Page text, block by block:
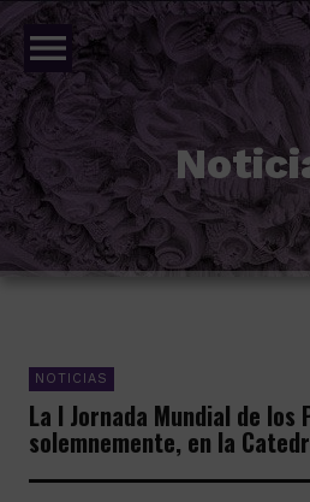
menu
NOTICIAS
La I Jornada Mundial de los
solemnemente, en la